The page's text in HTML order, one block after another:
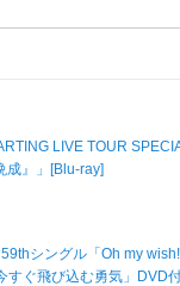
LIVE TOUR
成』」[Blu-ray]
シングル「Oh my
すぐ飛び込む勇気」DVD